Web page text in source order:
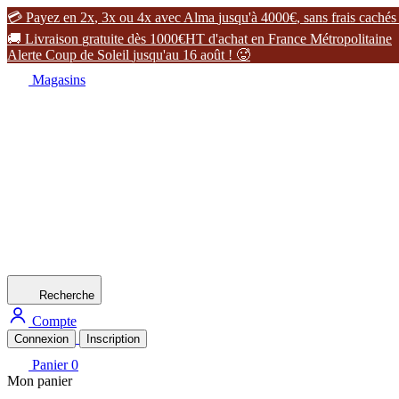
 Payez en 2x, 3x ou 4x avec Alma jusqu'à 4000€, sans frais cachés
 Livraison gratuite dès 1000€HT d'achat en France Métropolitaine
Alerte Coup de Soleil jusqu'au 16 août ! 
Magasins
Recherche
Compte
Connexion Inscription
Panier 0
Mon panier